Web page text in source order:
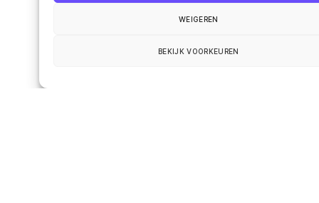
WEIGEREN
BEKIJK VOORKEUREN